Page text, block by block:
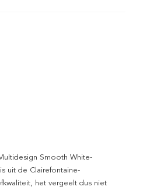
Smooth White-
uit de Clairefontaine-
het vergeelt dus niet